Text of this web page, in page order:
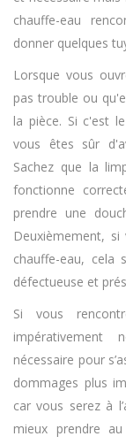
chauffe-eau
donner quelques
Lorsque vous
pas trouble ou
la pièce. Si c'est
vous êtes sûr
Sachez que la
fonctionne
prendre une
Deuxièmement,
chauffe-eau, cela
défectueuse et
Si vous
impérativement
nécessaire pour
dommages plus
car vous serez à
mieux prendre